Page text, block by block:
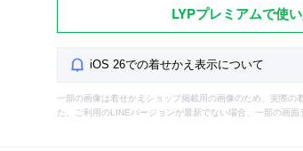
LYPプレミアムで使
iOS 26での着せかえ表示について
一部の画像は着せかえショップ掲載用の画像のため、実際の
た、ご利用のLINEバージョンが最新でない場合、一部の画面